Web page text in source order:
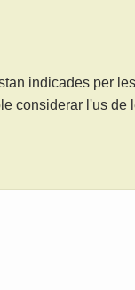
indicades per
considerar l'us de